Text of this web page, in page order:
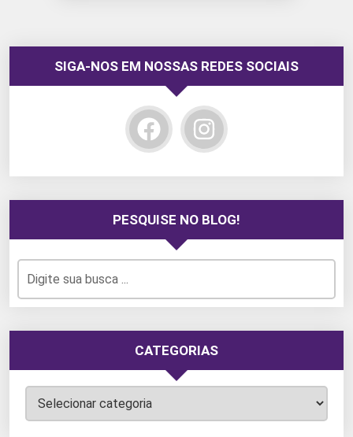
SIGA-NOS EM NOSSAS REDES SOCIAIS
PESQUISE NO BLOG!
CATEGORIAS
Categorias